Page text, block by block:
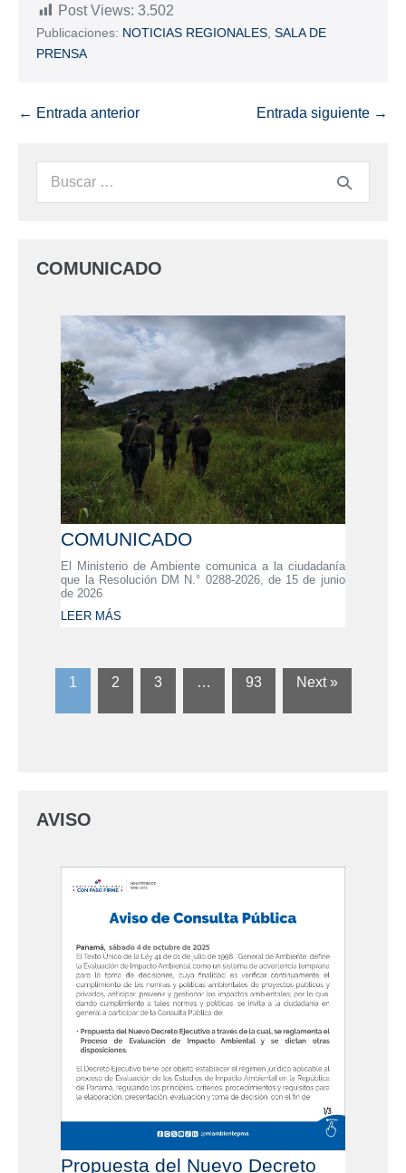
Post Views: 3.502
Publicaciones: NOTICIAS REGIONALES, SALA DE
PRENSA
← Entrada anterior Entrada siguiente →
COMUNICADO
COMUNICADO
El Ministerio de Ambiente comunica a la ciudadanía
que la Resolución DM N.° 0288-2026, de 15 de junio
de 2026
LEER MÁS
1 2 3 … 93 Next »
AVISO
Propuesta del Nuevo Decreto